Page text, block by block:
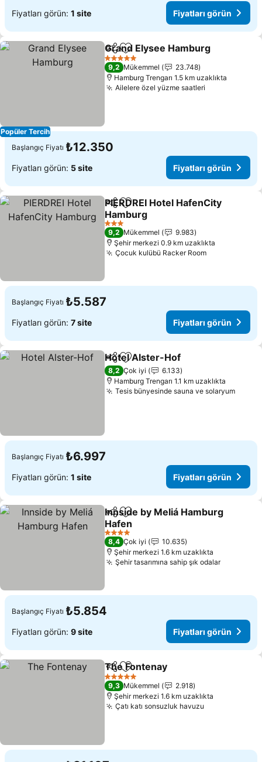
Fiyatları görün: 1 site Fiyatları görün
Popüler Tercih
PaylaşFavorilerime ekle
Grand Elysee Hamburg
5 Yıldız
9,2 Mükemmel
23.748
Hamburg Trengarı 1.5 km uzaklıkta
Ailelere özel yüzme saatleri
Başlangıç Fiyatı ₺12.350
Fiyatları görün: 5 site Fiyatları görün
PaylaşFavorilerime ekle
PIERDREI Hotel HafenCity
Hamburg
3 Yıldız
9,2 Mükemmel
9.983
Şehir merkezi 0.9 km uzaklıkta
Çocuk kulübü Racker Room
Başlangıç Fiyatı ₺5.587
Fiyatları görün: 7 site Fiyatları görün
PaylaşFavorilerime ekle
Hotel Alster-Hof
8,2 Çok iyi
6.133
Hamburg Trengarı 1.1 km uzaklıkta
Tesis bünyesinde sauna ve solaryum
Başlangıç Fiyatı ₺6.997
Fiyatları görün: 1 site Fiyatları görün
PaylaşFavorilerime ekle
Innside by Meliá Hamburg
Hafen
4 Yıldız
8,4 Çok iyi
10.635
Şehir merkezi 1.6 km uzaklıkta
Şehir tasarımına sahip şık odalar
Başlangıç Fiyatı ₺5.854
Fiyatları görün: 9 site Fiyatları görün
PaylaşFavorilerime ekle
The Fontenay
5 Yıldız
9,3 Mükemmel
2.918
Şehir merkezi 1.6 km uzaklıkta
Çatı katı sonsuzluk havuzu